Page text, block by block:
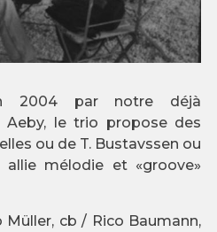
2004 par notre déjà
Aeby, le trio propose des
ou de T. Bustavssen ou
allie mélodie et «groove»
cb / Rico Baumann,